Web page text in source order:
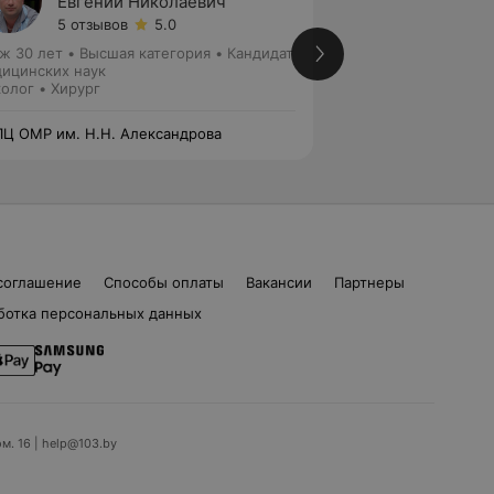
5 отзывов
5.0
30 лет • Высшая категория • Кандидат
наук
• Хирург
ОМР им. Н.Н. Александрова
Способы оплаты Вакансии
Партнеры
персональных данных
16 | help@103.by